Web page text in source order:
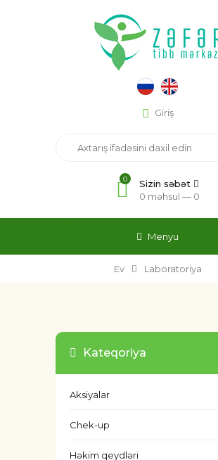
Giriş
0
Sizin səbət
0 məhsul — 0
Menyu
Ev Laboratoriya
Kateqoriya
Aksiyalar
Chek-up
Həkim qeydləri